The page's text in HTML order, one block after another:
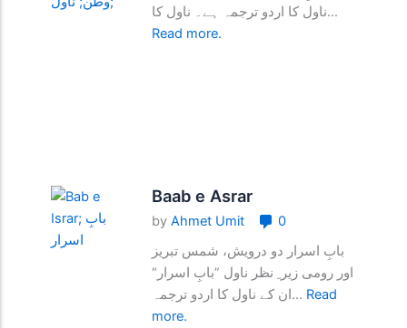
ناول کا اردو ترجمہ ہے۔ ناول کا...
Read more.
Baab e Asrar
by Ahmet Umit
0
بابِ اسرار دو درویش، شمس تبریز
اور رومی زیر ِ نظر ناول ”بابِ اسرار“
ان کے ناول کا اردو ترجمہ... Read
more.